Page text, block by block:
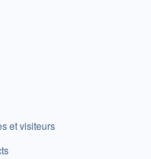
et visiteurs